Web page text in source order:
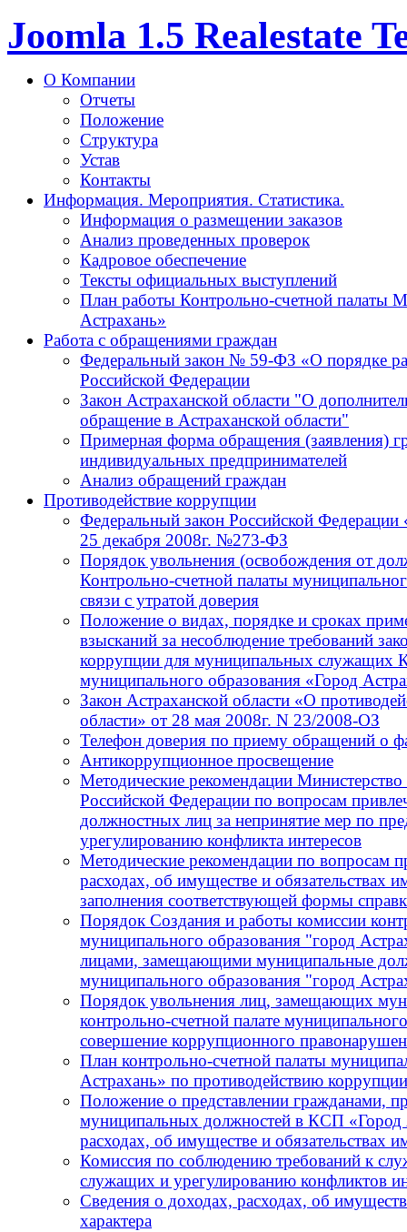
Joomla 1.5 Realestate
О Компании
Отчеты
Положение
Структура
Устав
Контакты
Информация. Мероприятия. Статистика.
Информация о размещении заказов
Анализ проведенных проверок
Кадровое обеспечение
Тексты официальных выступлений
План работы Контрольно-счетной палаты
Астрахань»
Работа с обращениями граждан
Федеральный закон № 59-ФЗ «О порядке
Российской Федерации
Закон Астраханской области "О
обращение в Астраханской области"
Примерная форма обращения (заявления)
индивидуальных предпринимателей
Анализ обращений граждан
Противодействие коррупции
Федеральный закон Российской
25 декабря 2008г. №273-ФЗ
Порядок увольнения (освобождения от
Контрольно-счетной палаты
связи с утратой доверия
Положение о видах, порядке и сроках
взысканий за несоблюдение требований
коррупции для муниципальных служащих
муниципального образования «Город
Закон Астраханской области «О
области» от 28 мая 2008г. N 23/2008-ОЗ
Телефон доверия по приему обращений о
Антикоррупционное просвещение
Методические рекомендации
Российской Федерации по вопросам
должностных лиц за непринятие мер по
урегулированию конфликта интересов
Методические рекомендации по вопросам
расходах, об имуществе и обязательствах
заполнения соответствующей формы
Порядок Создания и работы комиссии
муниципального образования "город
лицами, замещающими муниципальные
муниципального образования "город
Порядок увольнения лиц, замещающих
контрольно-счетной палате
совершение коррупционного
План контрольно-счетной палаты
Астрахань» по противодействию
Положение о представлении гражданами,
муниципальных должностей в КСП «Город
расходах, об имуществе и обязательствах
Комиссия по соблюдению требований к
служащих и урегулированию конфликтов
Сведения о доходах, расходах, об
характера